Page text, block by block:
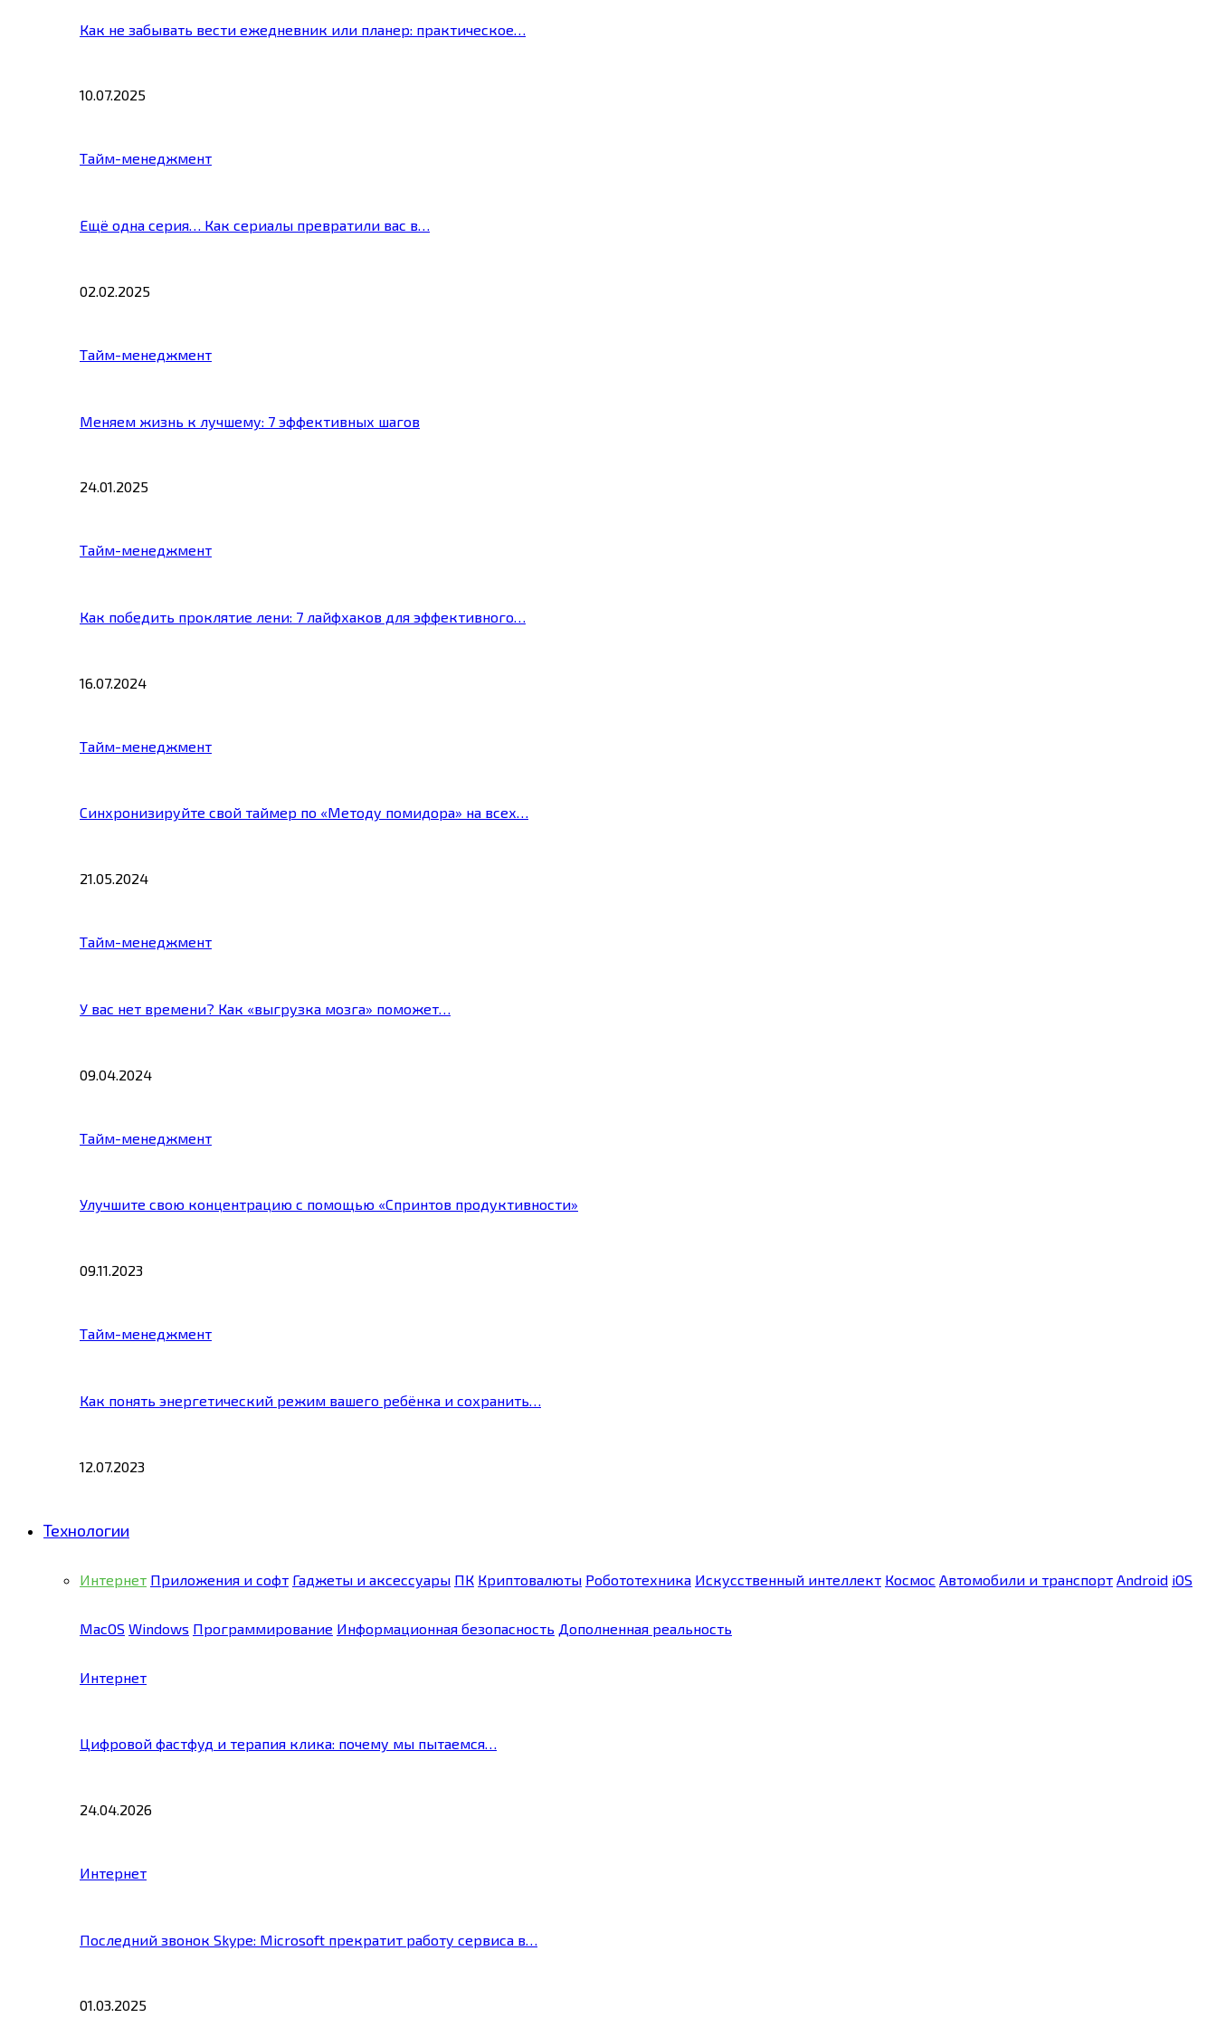
Как не забывать вести ежедневник или планер: практическое…
10.07.2025
Тайм-менеджмент
Ещё одна серия… Как сериалы превратили вас в…
02.02.2025
Тайм-менеджмент
Меняем жизнь к лучшему: 7 эффективных шагов
24.01.2025
Тайм-менеджмент
Как победить проклятие лени: 7 лайфхаков для эффективного…
16.07.2024
Тайм-менеджмент
Синхронизируйте свой таймер по «Методу помидора» на всех…
21.05.2024
Тайм-менеджмент
У вас нет времени? Как «выгрузка мозга» поможет…
09.04.2024
Тайм-менеджмент
Улучшите свою концентрацию с помощью «Спринтов продуктивности»
09.11.2023
Тайм-менеджмент
Как понять энергетический режим вашего ребёнка и сохранить…
12.07.2023
Технологии
Интернет Приложения и софт Гаджеты и аксессуары ПК Криптовалюты Робототехника Искусственный интеллект Космос Автомобили и транспорт Android iOS
MacOS Windows Программирование Информационная безопасность Дополненная реальность
Интернет
Цифровой фастфуд и терапия клика: почему мы пытаемся…
24.04.2026
Интернет
Последний звонок Skype: Microsoft прекратит работу сервиса в…
01.03.2025